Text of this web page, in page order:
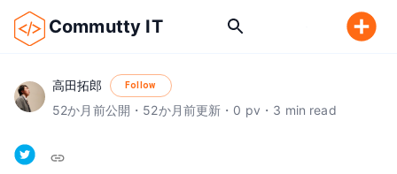
Commutty IT
高田拓郎 Follow
52か月前公開 ・ 52か月前更新 ・ 0 pv ・ 3 min read